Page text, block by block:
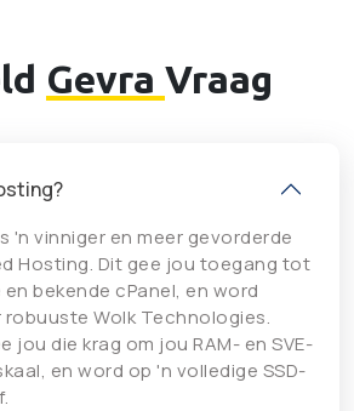
Gevra Vraag
'n vinniger en meer gevorderde
Hosting. Dit gee jou toegang tot
bekende cPanel, en word
Wolk Technologies.
jou die krag om jou RAM- en SVE-
en word op 'n volledige SSD-